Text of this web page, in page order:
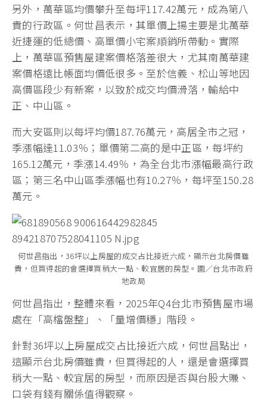
另外，萬華區均價攀升至每坪117.42萬元，成為第八
貴的行政區。何世昌表示，其單價上揚主要是北萬華
近捷運的低總價、高單價小宅案順銷所帶動。實際
上，萬華區預售屋建案價格落差很大，尤其南萬華建
案價格遠比帳面均價低很多。至於信義、松山等地因
高價區段少有新案，以致於成交均價滑落，輸給中
正、中山區。
而大安區則以每坪均價187.76萬元，高居全市之冠，
季漲幅達11.03％；單價第二高的是中正區，每坪約
165.12萬元，季漲14.49％，為全台北市漲幅最高行政
區；第三名中山區季漲幅也有10.27％，每坪至150.28
萬元。
何世昌指出，36坪以上房屋的成交占比接近六成，顯示台北房價雖
貴，但買得起的會選擇買稍大一點、較宜居的房型。圖／台北市政府
地政局
何世昌指出，整體來看，2025年Q4台北市預售屋市場
處在「高檔盤整」、「量增價穩」階段。
針對36坪以上房屋成交占比接近六成，何世昌點出，
這顯示台北房價雖貴，但買得起的人，還是會選擇買
稍大一點、較宜居的房型，而原因是否與台股大賺、
口袋有錢有關係值得觀察。